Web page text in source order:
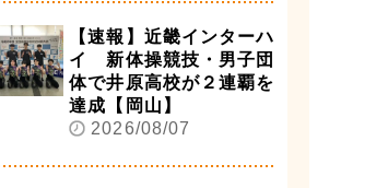
【速報】近畿インターハ
イ 新体操競技・男子団
体で井原高校が２連覇を
達成【岡山】
2026/08/07